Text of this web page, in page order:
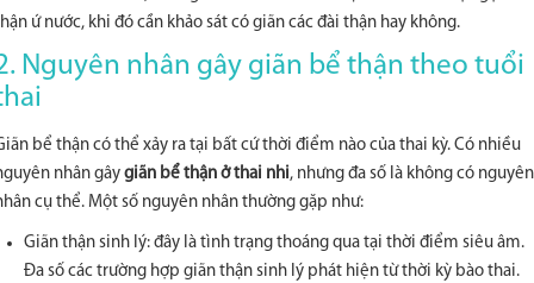
ứ nước, khi đó cần khảo sát có giãn các đài thận hay không.
Nguyên nhân gây giãn bể thận theo tuổi
bể thận có thể xảy ra tại bất cứ thời điểm nào của thai kỳ. Có nhiều
nhân gây giãn bể thận ở thai nhi, nhưng đa số là không có nguyên
cụ thể. Một số nguyên nhân thường gặp như:
Giãn thận sinh lý: đây là tình trạng thoáng qua tại thời điểm siêu âm.
Đa số các trường hợp giãn thận sinh lý phát hiện từ thời kỳ bào thai.